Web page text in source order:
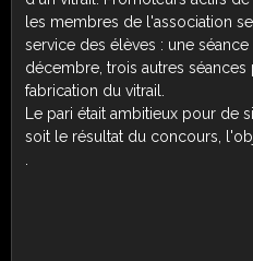
les membres de l'association
service des élèves : une
décembre, trois autres
fabrication du vitrail.
Le pari était ambitieux pour de
soit le résultat du concours,